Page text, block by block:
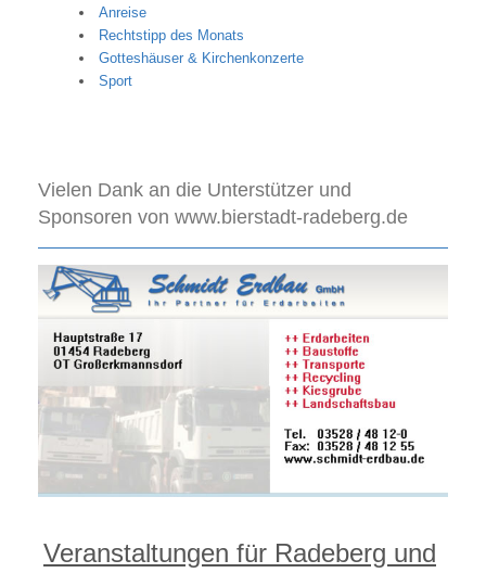
Anreise
Rechtstipp des Monats
Gotteshäuser & Kirchenkonzerte
Sport
Vielen Dank an die Unterstützer und
Sponsoren von www.bierstadt-radeberg.de
Veranstaltungen für Radeberg und